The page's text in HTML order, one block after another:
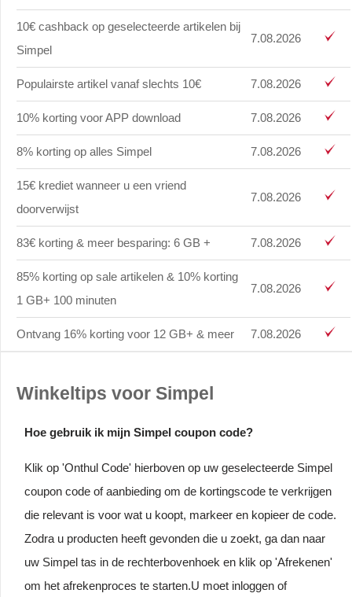
10€ cashback op geselecteerde artikelen bij
Simpel
7.08.2026
Populairste artikel vanaf slechts 10€ 7.08.2026
10% korting voor APP download 7.08.2026
8% korting op alles Simpel 7.08.2026
15€ krediet wanneer u een vriend
doorverwijst
7.08.2026
83€ korting & meer besparing: 6 GB + 7.08.2026
85% korting op sale artikelen & 10% korting
1 GB+ 100 minuten
7.08.2026
Ontvang 16% korting voor 12 GB+ & meer 7.08.2026
Winkeltips voor Simpel
Hoe gebruik ik mijn Simpel coupon code?
Klik op 'Onthul Code' hierboven op uw geselecteerde Simpel
coupon code of aanbieding om de kortingscode te verkrijgen
die relevant is voor wat u koopt, markeer en kopieer de code.
Zodra u producten heeft gevonden die u zoekt, ga dan naar
uw Simpel tas in de rechterbovenhoek en klik op 'Afrekenen'
om het afrekenproces te starten.U moet inloggen of